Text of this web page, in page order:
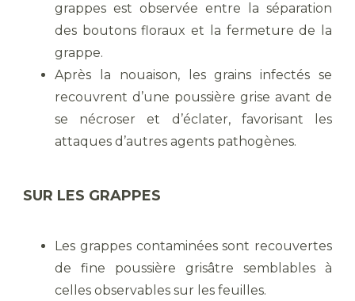
grappes est observée entre la séparation
des boutons floraux et la fermeture de la
grappe.
Après la nouaison, les grains infectés se
recouvrent d’une poussière grise avant de
se nécroser et d’éclater, favorisant les
attaques d’autres agents pathogènes.
SUR LES GRAPPES
Les grappes contaminées sont recouvertes
de fine poussière grisâtre semblables à
celles observables sur les feuilles.